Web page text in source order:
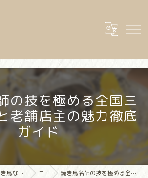
の技を極める全国三
老舗店主の魅力徹底
ガイド
愛媛県大街道の焼き鳥なら大街道立ち飲み焼き鳥 魁(さきがけ) コラム 焼き鳥名師の技を極める全国三大焼き鳥と老舗店主の魅力徹底ガイド